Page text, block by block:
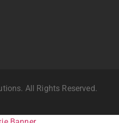
All Rights Reserved.